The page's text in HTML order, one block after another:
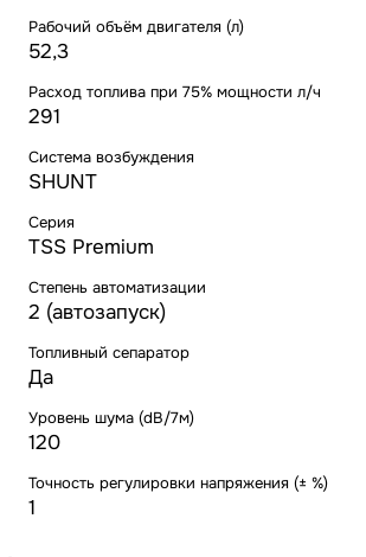
Рабочий объём двигателя (л)
52,3
Расход топлива при 75% мощности л/ч
291
Система возбуждения
SHUNT
Серия
TSS Premium
Степень автоматизации
2 (автозапуск)
Топливный сепаратор
Да
Уровень шума (dB/7м)
120
Точность регулировки напряжения (± %)
1